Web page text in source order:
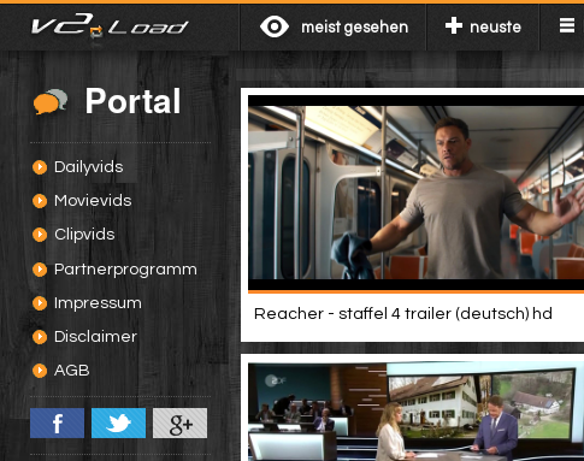
meist gesehen neuste
Portal
Dailyvids
Movievids
Clipvids
Partnerprogramm
Impressum
Disclaimer
AGB
Reacher - staffel 4 trailer (deutsch) hd